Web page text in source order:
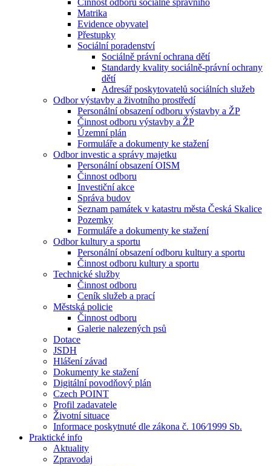
Činnost odboru sociálně správního
Matrika
Evidence obyvatel
Přestupky
Sociální poradenství
Sociálně právní ochrana dětí
Standardy kvality sociálně-právní ochrany
dětí
Adresář poskytovatelů sociálních služeb
Odbor výstavby a životního prostředí
Personální obsazení odboru výstavby a ŽP
Činnost odboru výstavby a ŽP
Územní plán
Formuláře a dokumenty ke stažení
Odbor investic a správy majetku
Personální obsazení OISM
Činnost odboru
Investiční akce
Správa budov
Seznam památek v katastru města Česká Skalice
Pozemky
Formuláře a dokumenty ke stažení
Odbor kultury a sportu
Personální obsazení odboru kultury a sportu
Činnost odboru kultury a sportu
Technické služby
Činnost odboru
Ceník služeb a prací
Městská policie
Činnost odboru
Galerie nalezených psů
Dotace
JSDH
Hlášení závad
Dokumenty ke stažení
Digitální povodňový plán
Czech POINT
Profil zadavatele
Životní situace
Informace poskytnuté dle zákona č. 106⁄1999 Sb.
Praktické info
Aktuality
Zpravodaj